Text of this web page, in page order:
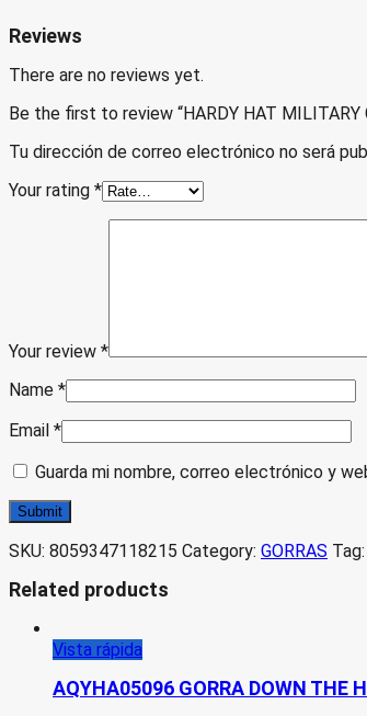
Reviews
There are no reviews yet.
Be the first to review “HARDY HAT MILITARY
Tu dirección de correo electrónico no será
Your rating *
Your review *
Name *
Email *
Guarda mi nombre, correo electrónico y
SKU: 8059347118215 Category: GORRAS Tag:
Related products
Vista rápida
AQYHA05096 GORRA DOWN THE